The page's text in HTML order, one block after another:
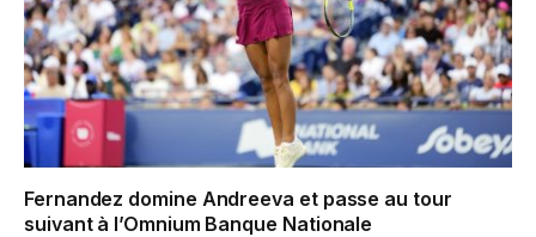
Fernandez domine Andreeva et passe au tour
suivant à l’Omnium Banque Nationale